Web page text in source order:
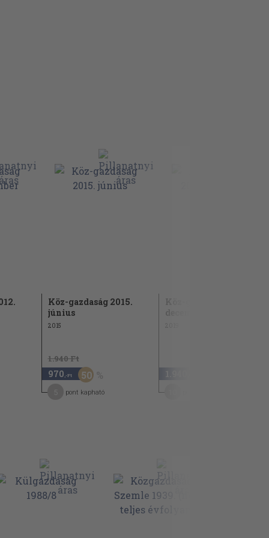
Köz-gazdaság 2015.
június
2015
1.940 Ft
970 ,-Ft 50
pont kapható
Köz-gazdaság 2019.
december
2019